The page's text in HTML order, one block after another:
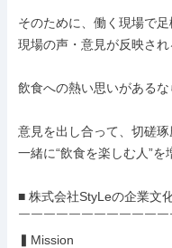
そのために、働く現場で
現場の声・意見が反映され
飲食への熱い思いがあるな
意見を出し合って、切磋琢
一緒に“飲食を楽しむ人”を
■ 株式会社StyLeの企業文
￣￣￣￣￣￣￣￣￣￣￣￣
▍Mission